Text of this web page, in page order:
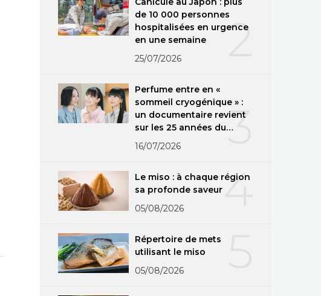
2
de 10 000 personnes
hospitalisées en urgence
en une semaine
25/07/2026
3
Perfume entre en «
sommeil cryogénique » :
un documentaire revient
sur les 25 années du
groupe
16/07/2026
4
Le miso : à chaque région
sa profonde saveur
05/08/2026
Répertoire de mets
utilisant le miso
05/08/2026